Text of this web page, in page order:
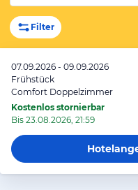
Filter
07.09.2026 - 09.09.2026
Frühstück
Comfort Doppelzimmer
Kostenlos stornierbar
Bis 23.08.2026, 21:59